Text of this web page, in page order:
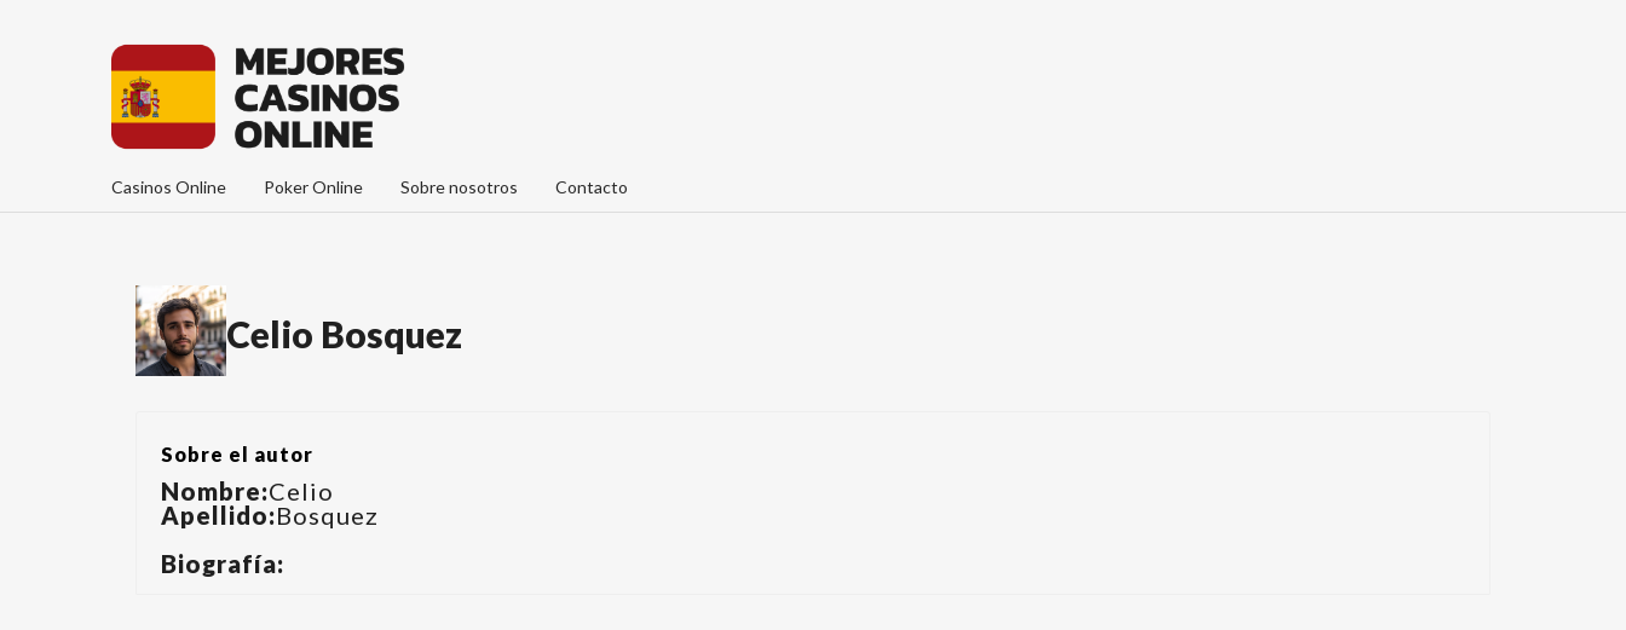
Casinos Online Poker Online Sobre nosotros Contacto
Celio Bosquez
Sobre el autor
Nombre:Celio
Apellido:Bosquez
Biografía: